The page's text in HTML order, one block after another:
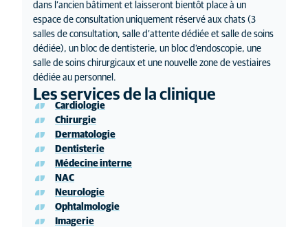
dans l’ancien bâtiment et laisseront bientôt place à un
espace de consultation uniquement réservé aux chats (3
salles de consultation, salle d’attente dédiée et salle de soins
dédiée), un bloc de dentisterie, un bloc d’endoscopie, une
salle de soins chirurgicaux et une nouvelle zone de vestiaires
dédiée au personnel.
Les services de la clinique
Cardiologie
Chirurgie
Dermatologie
Dentisterie
Médecine interne
NAC
Neurologie
Ophtalmologie
Imagerie